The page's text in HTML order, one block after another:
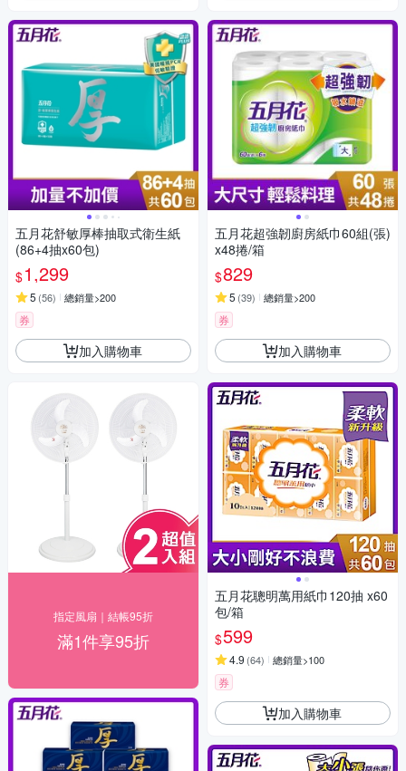
五月花舒敏厚棒抽取式衛生紙
(86+4抽x60包)
$1,299
5 (56) 總銷量>200
券
加入購物車
指定風扇｜結帳95折
滿1件享95折
五月花超強韌廚房紙巾60組(張)
x48捲/箱
$829
5 (39) 總銷量>200
券
加入購物車
五月花聰明萬用紙巾120抽 x60
包/箱
$599
4.9 (64) 總銷量>100
券
加入購物車